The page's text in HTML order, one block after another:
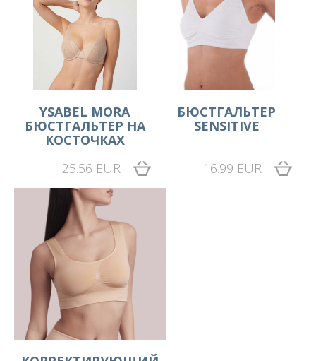
YSABEL MORA
БЮСТГАЛЬТЕР НА
КОСТОЧКАХ
25.56 EUR
БЮСТГАЛЬТЕР
SENSITIVE
16.99 EUR